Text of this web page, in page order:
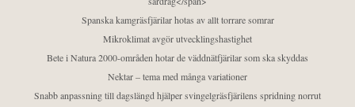
Spanska kamgräsfjärilar hotas av allt torrare somrar
Mikroklimat avgör utvecklingshastighet
Bete i Natura 2000-områden hotar de väddnätfjärilar som ska skyddas
Nektar – tema med många variationer
Snabb anpassning till dagslängd hjälper svingelgräsfjärilens spridning norrut